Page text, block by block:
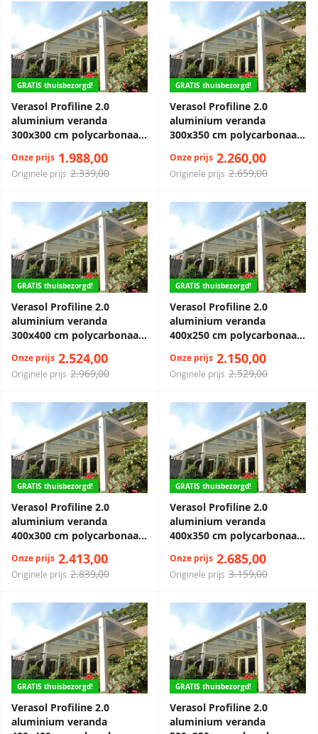
GRATIS thuisbezorgd!
Verasol Profiline 2.0
aluminium veranda
300x300 cm polycarbonaat
Originele prijs 2.339,00
Onze prijs 1.988,00
GRATIS thuisbezorgd!
Verasol Profiline 2.0
aluminium veranda
300x350 cm polycarbonaat
Originele prijs 2.659,00
Onze prijs 2.260,00
GRATIS thuisbezorgd!
Verasol Profiline 2.0
aluminium veranda
300x400 cm polycarbonaat
Originele prijs 2.969,00
Onze prijs 2.524,00
GRATIS thuisbezorgd!
Verasol Profiline 2.0
aluminium veranda
400x250 cm polycarbonaat
Originele prijs 2.529,00
Onze prijs 2.150,00
GRATIS thuisbezorgd!
Verasol Profiline 2.0
aluminium veranda
400x300 cm polycarbonaat
Originele prijs 2.839,00
Onze prijs 2.413,00
GRATIS thuisbezorgd!
Verasol Profiline 2.0
aluminium veranda
400x350 cm polycarbonaat
Originele prijs 3.159,00
Onze prijs 2.685,00
GRATIS thuisbezorgd!
Verasol Profiline 2.0
aluminium veranda
GRATIS thuisbezorgd!
Verasol Profiline 2.0
aluminium veranda